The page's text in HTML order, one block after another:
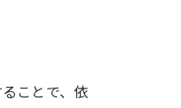
ことで、依